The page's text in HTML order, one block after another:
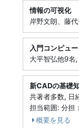
情報の可視化
岸野文朗、藤
入門コンピュ
大平智弘他9名
新CADの基礎
共著者多数, 日
担当範囲: 分
概要を見る